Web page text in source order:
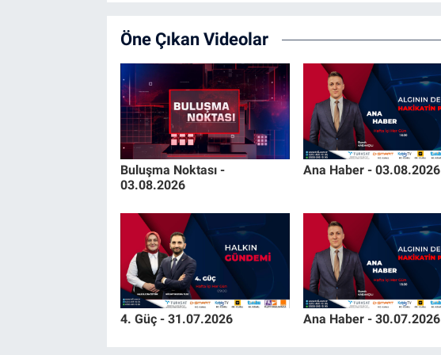
Öne Çıkan Videolar
Buluşma Noktası -
03.08.2026
Ana Haber - 03.08.2026
4. Güç - 31.07.2026 Ana Haber - 30.07.2026